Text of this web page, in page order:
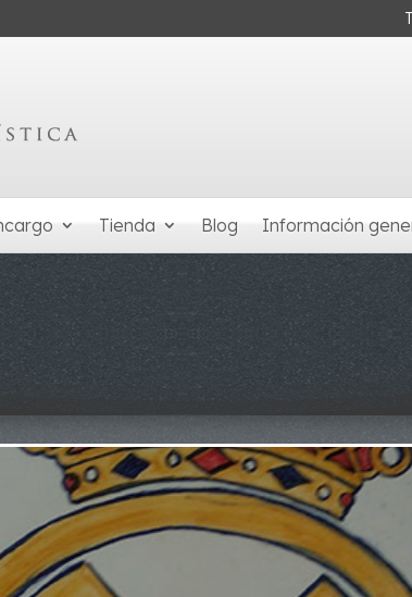
Tienda Blog Información